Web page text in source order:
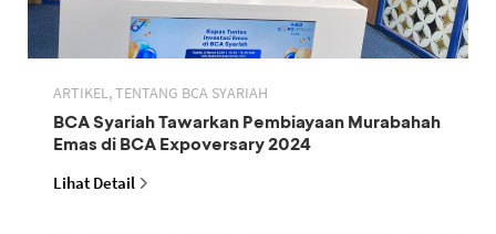
ARTIKEL, TENTANG BCA SYARIAH
BCA Syariah Tawarkan Pembiayaan Murabahah
Emas di BCA Expoversary 2024
Lihat Detail